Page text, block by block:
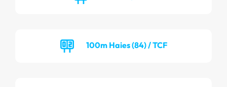
100m Haies (84) / TCF